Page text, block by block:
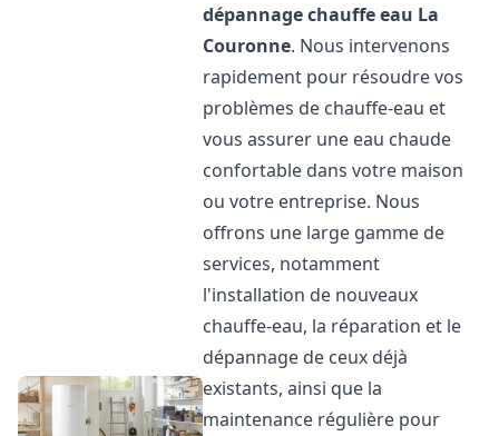
dépannage chauffe eau La
Couronne. Nous intervenons
rapidement pour résoudre vos
problèmes de chauffe-eau et
vous assurer une eau chaude
confortable dans votre maison
ou votre entreprise. Nous
offrons une large gamme de
services, notamment
l'installation de nouveaux
chauffe-eau, la réparation et le
dépannage de ceux déjà
existants, ainsi que la
maintenance régulière pour